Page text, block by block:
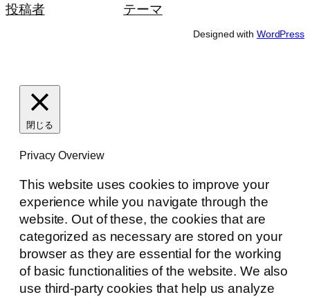
投稿者
テーマ
Designed with WordPress
閉じる
Privacy Overview
This website uses cookies to improve your
experience while you navigate through the
website. Out of these, the cookies that are
categorized as necessary are stored on your
browser as they are essential for the working
of basic functionalities of the website. We also
use third-party cookies that help us analyze